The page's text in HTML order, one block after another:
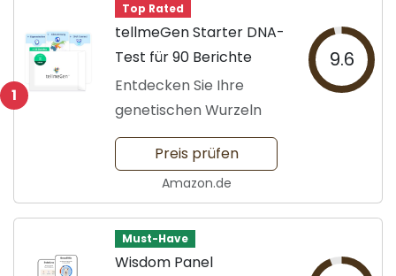
1
Top Rated
tellmeGen Starter DNA-
Test für 90 Berichte
Entdecken Sie Ihre
genetischen Wurzeln
9.6
Preis prüfen
Amazon.de
Must-Have
Wisdom Panel